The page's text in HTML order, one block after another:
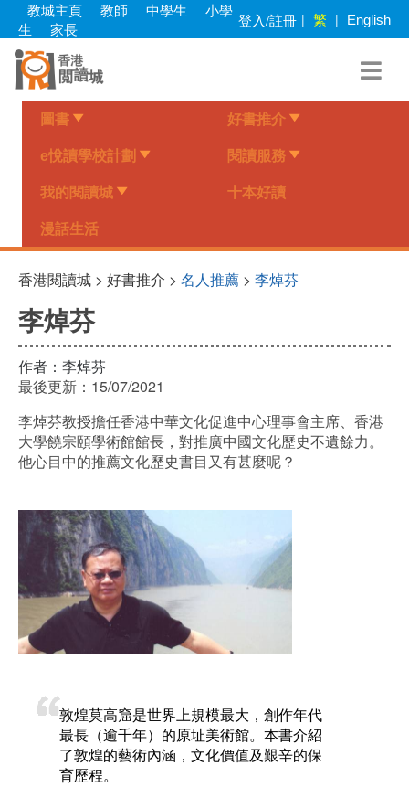
main
content
教城主頁 教師 中學生
小學
生
家長 登入/註冊 | 繁 | English
圖書 好書推介
e悅讀學校計劃 閱讀服務
我的閱讀城 十本好讀
漫話生活
香港閱讀城 > 好書推介 > 名人推薦 > 李焯芬
李焯芬
作者： 李焯芬
最後更新： 15/07/2021
李焯芬教授擔任香港中華文化促進中心理事會主席、香港
大學饒宗頤學術館館長，對推廣中國文化歷史不遺餘力。
他心目中的推薦文化歷史書目又有甚麼呢？
敦煌莫高窟是世界上規模最大，創作年代
最長（逾千年）的原址美術館。本書介紹
了敦煌的藝術內涵，文化價值及艱辛的保
育歷程。